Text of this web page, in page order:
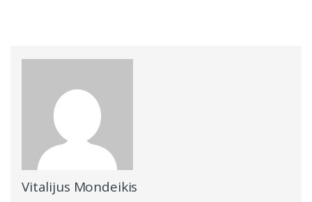
Vitalijus Mondeikis